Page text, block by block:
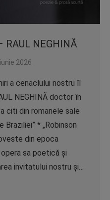
RAUL NEGHINĂ
2026
a cenaclului nostru îl
NEGHINĂ doctor în
citi din romanele sale
Braziliei” * „Robinson
din epoca
sa poetică și
invitatului nostru și…